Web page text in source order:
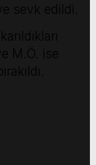
sevk edildi.
M.Ö. ise